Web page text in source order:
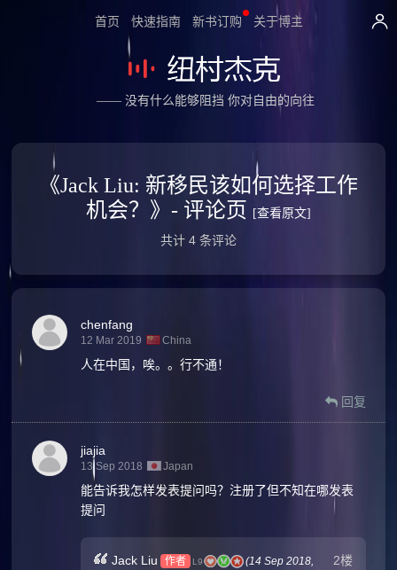
首页 快速指南 新书订购 关于博主
—— 没有什么能够阻挡 你对自由的向往
《Jack Liu: 新移民该如何选择工作
机会？》- 评论页 [查看原文]
共计 4 条评论
chenfang
12 Mar 2019 China
人在中国，唉。。行不通！
回复
jiajia
13 Sep 2018 Japan
能告诉我怎样发表提问吗？注册了但不知在哪发表
提问
2楼
Jack Liu 作者 L9 (14 Sep 2018,